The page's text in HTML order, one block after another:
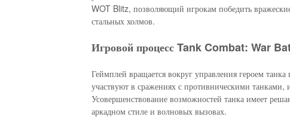
WOT Blitz, позволяющий игрокам победить
стальных холмов.
Игровой процесс Tank Combat: War
Геймплей вращается вокруг управления героем
участвуют в сражениях с противническими
Усовершенствование возможностей танка имеет
аркадном стиле и волновых вызовах.